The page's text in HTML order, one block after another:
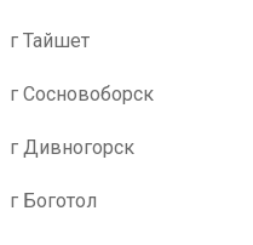
г Тайшет
г Сосновоборск
г Дивногорск
г Боготол